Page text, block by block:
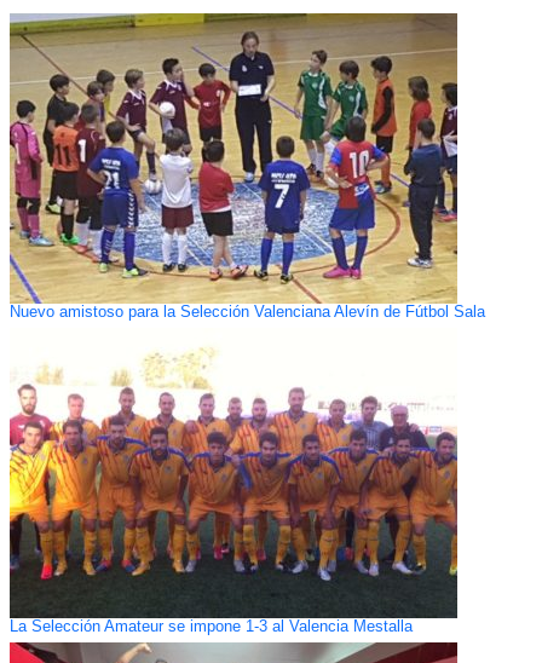
Nuevo amistoso para la Selección Valenciana Alevín de Fútbol Sala
La Selección Amateur se impone 1-3 al Valencia Mestalla